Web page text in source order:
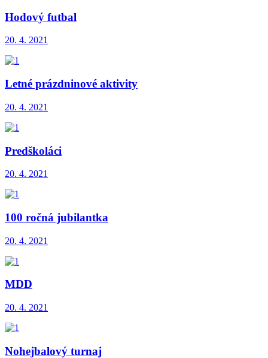
Hodový futbal
20. 4. 2021
Letné prázdninové aktivity
20. 4. 2021
Predškoláci
20. 4. 2021
100 ročná jubilantka
20. 4. 2021
MDD
20. 4. 2021
Nohejbalový turnaj